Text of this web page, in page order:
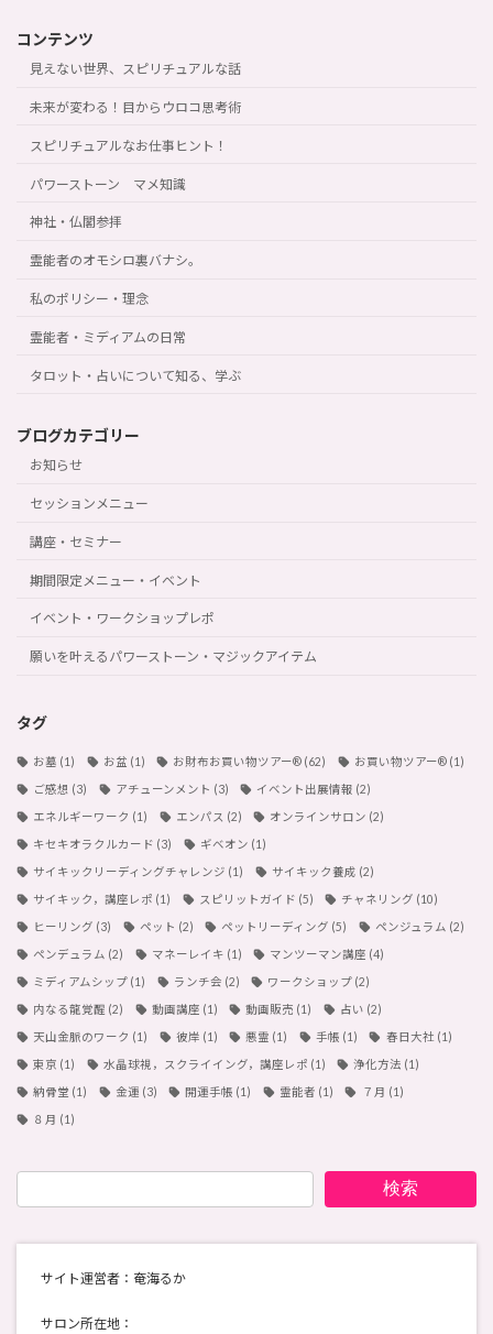
コンテンツ
見えない世界、スピリチュアルな話
未来が変わる！目からウロコ思考術
スピリチュアルなお仕事ヒント！
パワーストーン マメ知識
神社・仏閣参拝
霊能者のオモシロ裏バナシ。
私のポリシー・理念
霊能者・ミディアムの日常
タロット・占いについて知る、学ぶ
ブログカテゴリー
お知らせ
セッションメニュー
講座・セミナー
期間限定メニュー・イベント
イベント・ワークショップレポ
願いを叶えるパワーストーン・マジックアイテム
タグ
お墓 (1) お盆 (1) お財布お買い物ツアー®︎ (62) お買い物ツアー®︎(1)
ご感想 (3) アチューンメント (3) イベント出展情報 (2)
エネルギーワーク (1) エンパス (2) オンラインサロン (2)
キセキオラクルカード (3) ギベオン (1)
サイキックリーディングチャレンジ (1) サイキック養成 (2)
サイキック，講座レポ (1) スピリットガイド (5) チャネリング (10)
ヒーリング (3) ペット (2) ペットリーディング (5) ペンジュラム (2)
ペンデュラム (2) マネーレイキ (1) マンツーマン講座 (4)
ミディアムシップ (1) ランチ会 (2) ワークショップ (2)
内なる龍覚醒 (2) 動画講座 (1) 動画販売 (1) 占い (2)
天山金脈のワーク (1) 彼岸 (1) 悪霊 (1) 手帳 (1) 春日大社 (1)
東京 (1) 水晶球視，スクライイング，講座レポ (1) 浄化方法 (1)
納骨堂 (1) 金運 (3) 開運手帳 (1) 霊能者 (1) ７月 (1)
８月 (1)
検索
サイト運営者：奄海るか
サロン所在地：